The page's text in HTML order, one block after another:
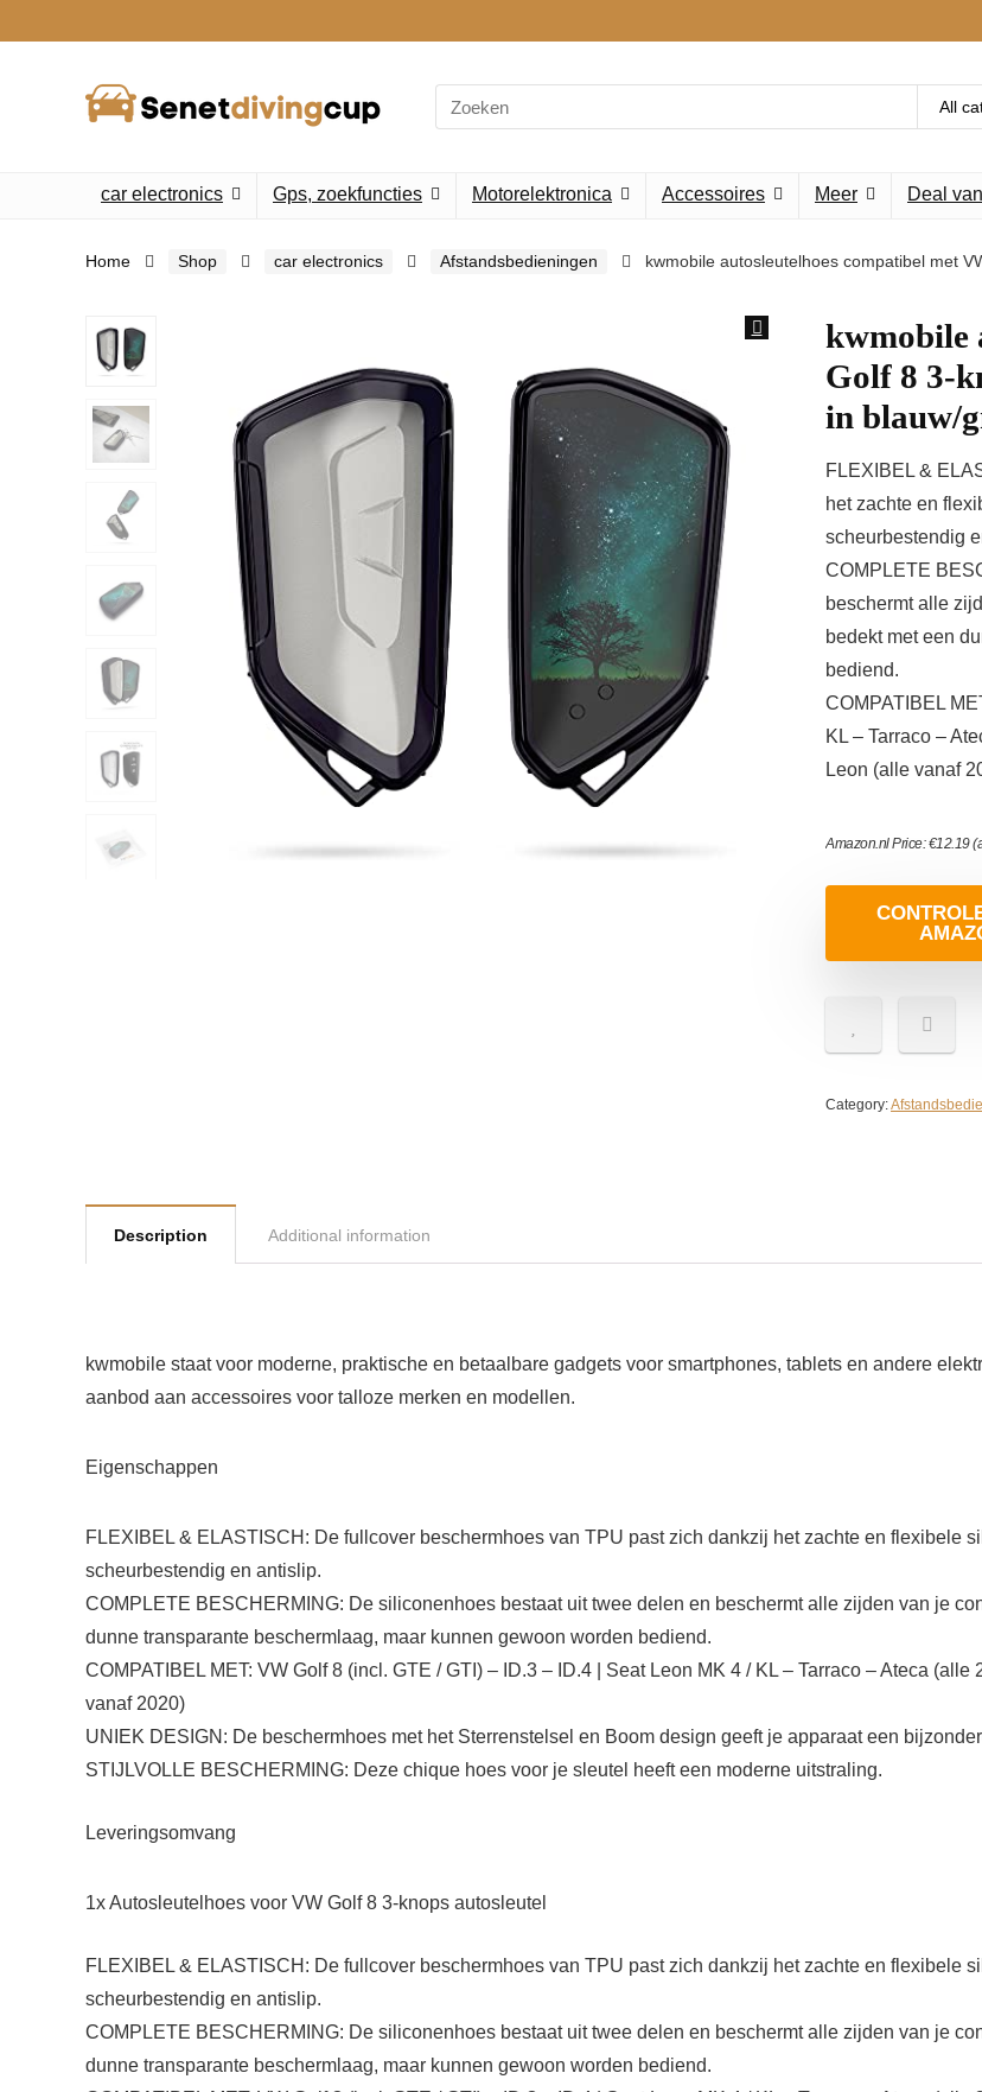
Search
for:
All
car electronics Gps, zoekfuncties Motorelektronica Accessoires Meer Deal
Home Shop car electronics Afstandsbedieningen kwmobile autosleutelhoes compatibel met
kwmobile
Golf 8 3-
in blauw/
FLEXIBEL &
het zachte en
scheurbestendig
COMPLETE
beschermt alle
bedekt met een
bediend.
COMPATIBEL
KL – Tarraco –
Leon (alle vanaf
Amazon.nl Price:€12.19
Category:
Description Additional information
kwmobile staat voor moderne, praktische en betaalbare gadgets voor smartphones, tablets en andere
aanbod aan accessoires voor talloze merken en modellen.
Eigenschappen
FLEXIBEL & ELASTISCH: De fullcover beschermhoes van TPU past zich dankzij het zachte en flexibele
scheurbestendig en antislip.
COMPLETE BESCHERMING: De siliconenhoes bestaat uit twee delen en beschermt alle zijden van je
dunne transparante beschermlaag, maar kunnen gewoon worden bediend.
COMPATIBEL MET: VW Golf 8 (incl. GTE / GTI) – ID.3 – ID.4 | Seat Leon MK 4 / KL – Tarraco – Ateca
vanaf 2020)
UNIEK DESIGN: De beschermhoes met het Sterrenstelsel en Boom design geeft je apparaat een
STIJLVOLLE BESCHERMING: Deze chique hoes voor je sleutel heeft een moderne uitstraling.
Leveringsomvang
1x Autosleutelhoes voor VW Golf 8 3-knops autosleutel
FLEXIBEL & ELASTISCH: De fullcover beschermhoes van TPU past zich dankzij het zachte en flexibele
scheurbestendig en antislip.
COMPLETE BESCHERMING: De siliconenhoes bestaat uit twee delen en beschermt alle zijden van je
dunne transparante beschermlaag, maar kunnen gewoon worden bediend.